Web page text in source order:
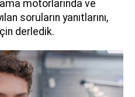
motorlarında ve
soruların yanıtlarını,
derledik.